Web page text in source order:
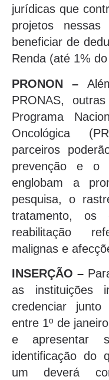
jurídicas que
projetos
beneficiar de
Renda (até 1%
PRONON –
PRONAS,
Programa
Oncológica
parceiros
prevenção e o
englobam a
pesquisa, o
tratamento, os
reabilitação
malignas e
INSERÇÃO –
as instituições
credenciar
entre 1º de
e apresentar
identificação do
um deverá